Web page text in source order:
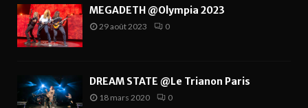
MEGADETH @Olympia 2023
29 août 2023 0
DREAM STATE @Le Trianon Paris
18 mars 2020 0